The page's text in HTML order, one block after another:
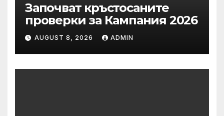
Започват кръстосаните
проверки за Кампания 2026
AUGUST 8, 2026 ADMIN